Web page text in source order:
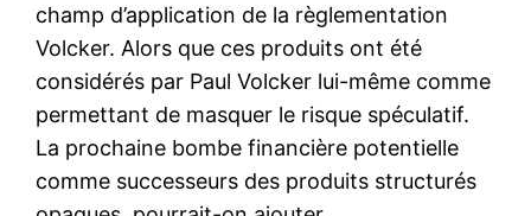
champ d’application de la règlementation
Volcker. Alors que ces produits ont été
considérés par Paul Volcker lui-même comme
permettant de masquer le risque spéculatif.
La prochaine bombe financière potentielle
comme successeurs des produits structurés